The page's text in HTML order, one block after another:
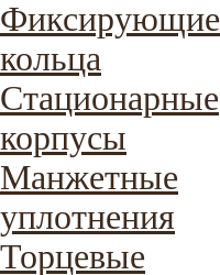
Фиксирующие
кольца
Стационарные
корпусы
Манжетные
уплотнения
Торцевые